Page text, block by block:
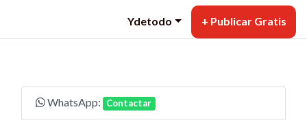
Ydetodo + Publicar Gratis
WhatsApp: Contactar